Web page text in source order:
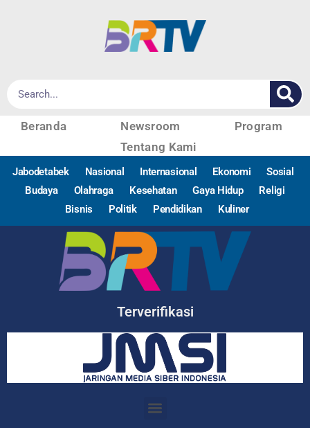
Beranda Newsroom
Program
Tentang Kami
Jabodetabek Nasional Internasional Ekonomi
Sosial
Budaya
Olahraga Kesehatan Gaya Hidup
Religi
Bisnis
Politik Pendidikan Kuliner
Terverifikasi